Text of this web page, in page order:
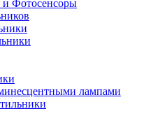
Фотосенсоры
лампами